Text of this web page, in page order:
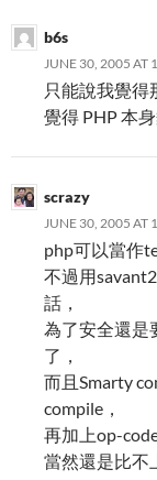
b6s
JUNE 30, 2005 AT
只能說我覺
覺得 PHP 本
scrazy
JUNE 30, 2005 AT
php可以當作
不過用
話，
為了安全還是
了，
而且Smarty
compile，
再加上op-
當然還是比不